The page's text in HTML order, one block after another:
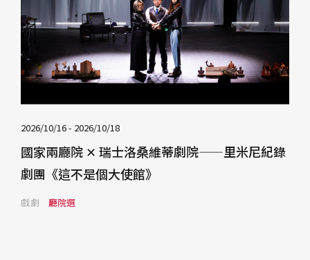
2026/10/16- 2026/10/18
國家兩廳院 ✕ 瑞士洛桑維蒂劇院——里米尼紀錄
劇團《這不是個大使館》
戲劇 廳院選